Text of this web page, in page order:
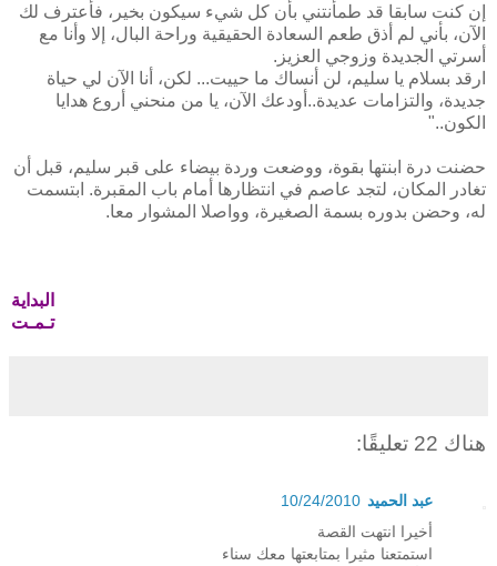
إن كنت سابقا قد طمأنتني بأن كل شيء سيكون بخير، فأعترف لك
الآن، بأني لم أذق طعم السعادة الحقيقية وراحة البال، إلا وأنا مع
أسرتي الجديدة وزوجي العزيز.
ارقد بسلام يا سليم، لن أنساك ما حييت... لكن، أنا الآن لي حياة
جديدة، والتزامات عديدة..أودعك الآن، يا من منحني أروع هدايا
الكون.."
حضنت درة ابنتها بقوة، ووضعت وردة بيضاء على قبر سليم، قبل أن
تغادر المكان، لتجد عاصم في انتظارها أمام باب المقبرة. ابتسمت
له، وحضن بدوره بسمة الصغيرة، وواصلا المشوار معا.
البداية
تـمـت
هناك 22 تعليقًا:
عبد الحميد 10/24/2010
أخيرا انتهت القصة
استمتعنا مثيرا بمتابعتها معك سناء